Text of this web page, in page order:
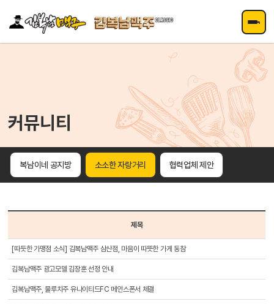
커뮤니티
복남이네 공지방 소소한 자랑거리 협력업체 제안
제목
[따듯한 가맹점 소식] 김복남맥주 삼산점, 마음이 따뜻한 가게 동참
김복남맥주 광고모델 김장훈 선정 안내
김복남맥주, 물루치주 유나이티드FC 메인스폰서 체결